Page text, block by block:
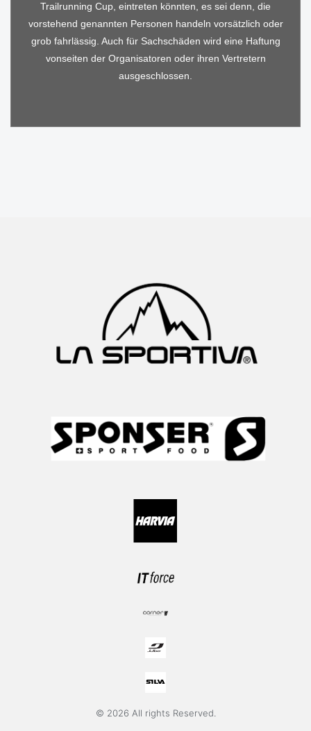
Trailrunning Cup, eintreten könnten, es sei denn, die
vorstehend genannten Personen handeln vorsätzlich oder
grob fahrlässig. Auch für Sachschäden wird eine Haftung
vonseiten der Organisatoren oder ihren Vertretern
ausgeschlossen.
© 2026 All rights Reserved.